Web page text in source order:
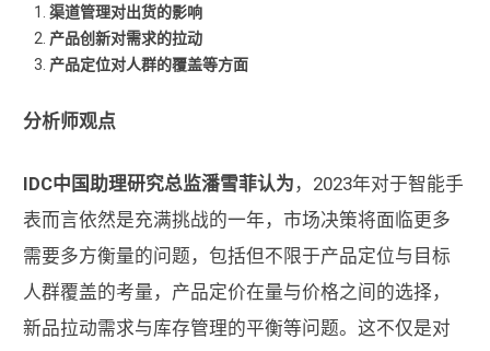
渠道管理对出货的影响
产品创新对需求的拉动
产品定位对人群的覆盖等方面
分析师观点
IDC中国助理研究总监潘雪菲认为 ，2023年对于智能手
表而言依然是充满挑战的一年，市场决策将面临更多
需要多方衡量的问题，包括但不限于产品定位与目标
人群覆盖的考量，产品定价在量与价格之间的选择，
新品拉动需求与库存管理的平衡等问题。这不仅是对